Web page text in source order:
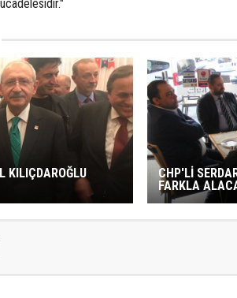
KILIÇDAROĞLU
CHP'Lİ
FARKLA